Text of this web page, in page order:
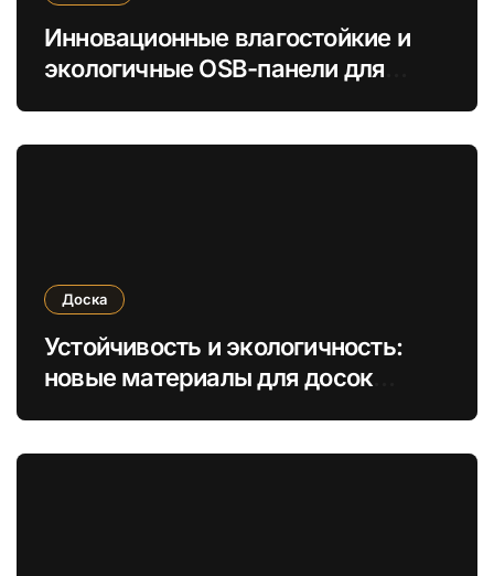
Инновационные влагостойкие и
экологичные OSB-панели для
Доска
Устойчивость и экологичность:
новые материалы для досок